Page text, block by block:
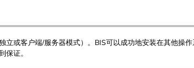
立或客户端/服务器模式）。BIS可以成功地安装在其他操
保证。